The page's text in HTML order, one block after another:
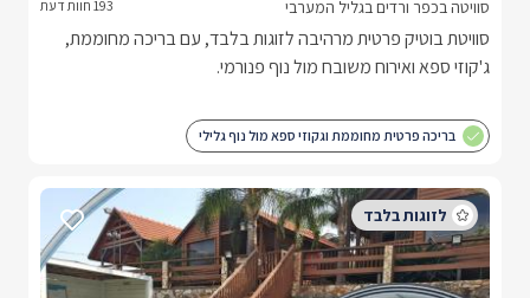
סוויטה בכפר ורדים בגליל המערבי
סוויטת בוטיק פרטית מרהיבה לזוגות בלבד, עם בריכה מחוממת,
ג'קוזי ספא ואירוח משובח מול נוף פנורמי.
בריכה פרטית מחוממת וגקוזי ספא מול נוף גלילי